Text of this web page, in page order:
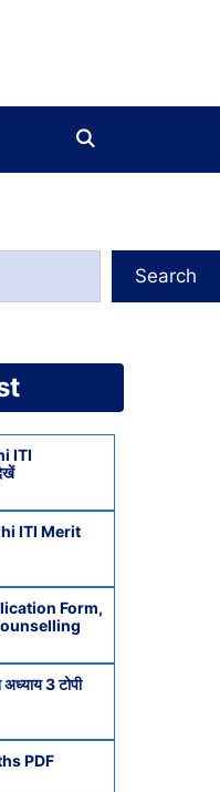
Search
ITI
ITI Merit
Form,
3 टोपी
PDF